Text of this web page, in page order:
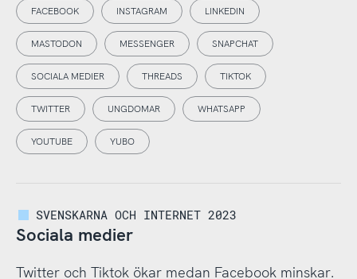
FACEBOOK INSTAGRAM LINKEDIN
MASTODON MESSENGER SNAPCHAT
SOCIALA MEDIER THREADS TIKTOK
TWITTER UNGDOMAR WHATSAPP
YOUTUBE YUBO
SVENSKARNA OCH INTERNET 2023
Sociala medier
Twitter och Tiktok ökar medan Facebook minskar.